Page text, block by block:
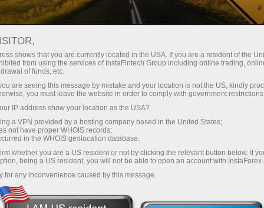
Campanhas
Negocie com Inteligência, Ganhe Dispositivos
Ganhe Dispositivos da
Apple ou Samsung!
iPhone, iPad ou Samsung Galaxy Tab - um
desses dispositivos de alta tecnologia pode ser
seu.
Participe do nosso sorteio e teste sua sorte!
shows that you are currently located in the USA. If you are a resident of the
from using the services of InstaFintech Group including online trading,
of funds, etc.
are seeing this message by mistake and your location is not the US, kindly
you must leave the website in order to comply with government
IP address show your location as the USA?
a VPN provided by a hosting company based in the United States;
not have proper WHOIS records;
in the WHOIS geolocation database.
whether you are a US resident or not by clicking the relevant button below. If
being a US resident, you will not be able to open an account with InstaForex
for any inconvenience caused by this message.